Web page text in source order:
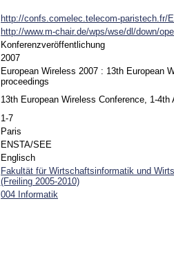
http://confs.comelec.telecom-paristech.fr/
http://www.m-chair.de/wps/wse/dl/down/
Konferenzveröffentlichung
2007
European Wireless 2007 : 13th European
proceedings
13th European Wireless Conference, 1-
1-7
Paris
ENSTA/SEE
Englisch
Fakultät für Wirtschaftsinformatik und
(Freiling 2005-2010)
004 Informatik